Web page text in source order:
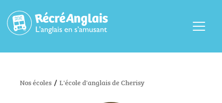
Menu
Nos écoles / L'école d'anglais de Cherisy